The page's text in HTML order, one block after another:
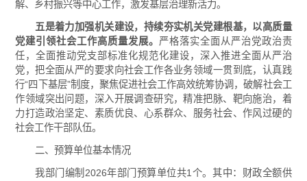
解、乡村振兴等中心工作，激发基层治理新活力。
五是着力加强机关建设，持续夯实机关党建根基，以高质量
党建引领社会工作高质量发展。 严格落实全面从严治党政治责
任，全面推动党支部标准化规范化建设，深入推进全面从严治
党，把全面从严的要求向社会工作各业务领域一贯到底，认真践
行“四下基层”制度，聚焦促进社会工作高效统筹协调，破解社会工
作领域突出问题，深入开展调查研究，精准把脉、靶向施治，着
力打造政治坚定、素质优良、心系群众、服务社会、作风过硬的
社会工作干部队伍。
二、预算单位基本情况
我部门编制2026年部门预算单位共1个。其中：财政全额供